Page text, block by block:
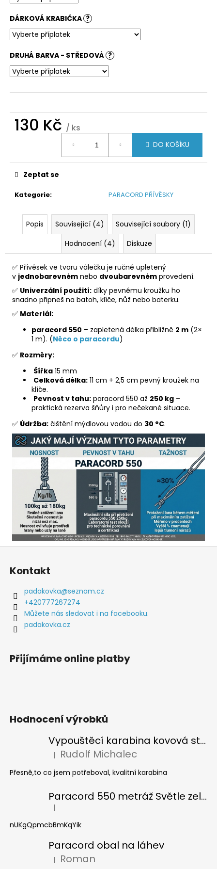
DÁRKOVÁ KRABIČKA ?
DRUHÁ BARVA - STŘEDOVÁ ?
130 Kč / ks
DO KOŠÍKU
Kategorie: PARACORD PŘÍVĚSKY
Zeptat se
Popis Související (4)
Související soubory (1)
Hodnocení (4)
Diskuze
✅ Přívěsek ve tvaru válečku je ručně upletený
v jednobarevném nebo dvoubarevném provedení.
✅ Univerzální použití: díky pevnému kroužku ho
snadno připneš na batoh, klíče, nůž nebo baterku.
✅ Materiál:
paracord 550 – zapletená délka přibližně 2 m (2×
1 m). (Něco o paracordu)
✅ Rozměry:
Šířka 15 mm
Celková délka: 11 cm + 2,5 cm pevný kroužek na
klíče.
Pevnost v tahu: paracord 550 až 250 kg –
praktická rezerva šňůry i pro nečekané situace.
✅ Údržba: čištění mýdlovou vodou do 30 °C.
Z
Kontakt
padakovka@seznam.cz
+420777267274
Můžete nás sledovat i na facebooku.
padakovka.cz
Přijímáme online platby
Hodnocení výrobků
Vypouštěcí karabina kovová stříbrná
Hodnocení produktu je 5 z 5 hvězdiček.
| Rudolf Michalec
Přesně,to co jsem potřeboval, kvalitní karabina
Paracord 550 metráž Světle zelená
Hodnocení produktu je 5 z 5 hvězdiček.
|
nUKgQpmcbBmKqYik
Paracord obal na láhev
Hodnocení produktu je 5 z 5 hvězdiček.
| Roman